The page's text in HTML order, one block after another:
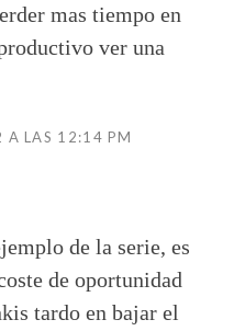
mas tiempo en
ver una
A LAS 12:14 PM
de la serie, es
de oportunidad
tardo en bajar el